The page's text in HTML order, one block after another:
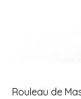
Rouleau de